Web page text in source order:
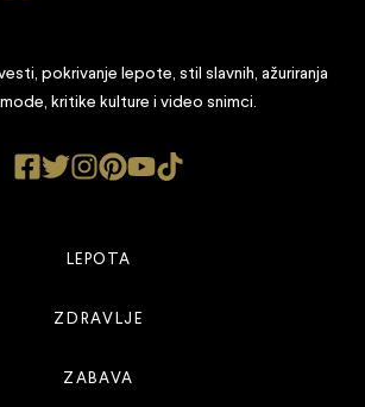
pokrivanje lepote, stil slavnih, ažuriranja
kritike kulture i video snimci.
LEPOTA
ZDRAVLJE
ZABAVA